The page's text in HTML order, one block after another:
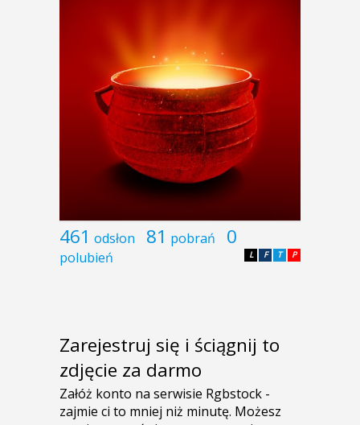
461 odsłon 81 pobrań 0
polubień P
T
F
L
Zarejestruj się i ściągnij to
zdjęcie za darmo